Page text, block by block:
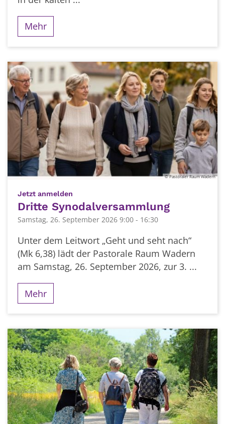
Mehr
© Pastoraler Raum Wadern
Jetzt anmelden
Dritte Synodalversammlung
Samstag, 26. September 2026 9:00 - 16:30
Unter dem Leitwort „Geht und seht nach“
(Mk 6,38) lädt der Pastorale Raum Wadern
am Samstag, 26. September 2026, zur 3. ...
Mehr